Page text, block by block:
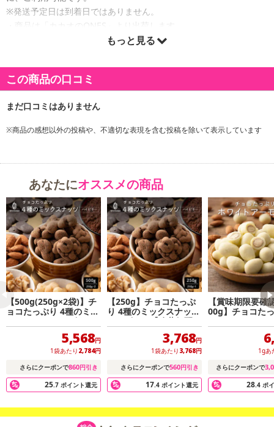
※発送予定日は到着日ではありません。
・商品は「カカオのONES」より出荷します。
商品詳細
もっと見る
この商品の口コミ
※商品の感想以外の投稿や、不適切な表現を含む投稿を除いて表示しています
あなたにオススメの商品
【500g(250g×2袋)】チ
ョコたっぷり 4種のミッ
クスナッツ ハイビター
【冷蔵便配送】5,568円
1袋あたり 2,784円
さらにクーポンで860円引き
25.7 ポイント還元
【250g】チョコたっぷ
り 4種のミックスナッツ
ハイビター【冷蔵便配
3,768円
1袋あたり 3,768円
さらにクーポンで560円引き
17.4 ポイント還元
【賞味期限要確
00g】チョコた
g×1袋）【冷蔵
1gあ
さらにクーポンで
28.4 ポ